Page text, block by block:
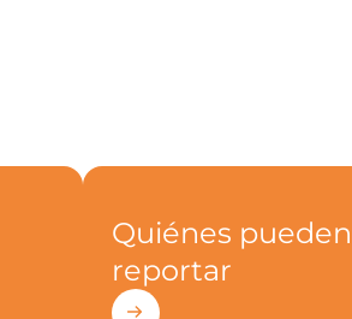
Quiénes pueden
reportar